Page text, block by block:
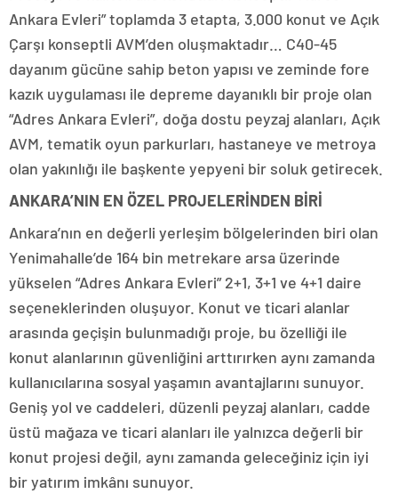
Ankara Evleri” toplamda 3 etapta, 3.000 konut ve Açık
Çarşı konseptli AVM’den oluşmaktadır… C40-45
dayanım gücüne sahip beton yapısı ve zeminde fore
kazık uygulaması ile depreme dayanıklı bir proje olan
“Adres Ankara Evleri”, doğa dostu peyzaj alanları, Açık
AVM, tematik oyun parkurları, hastaneye ve metroya
olan yakınlığı ile başkente yepyeni bir soluk getirecek.
ANKARA’NIN EN ÖZEL PROJELERİNDEN BİRİ
Ankara’nın en değerli yerleşim bölgelerinden biri olan
Yenimahalle’de 164 bin metrekare arsa üzerinde
yükselen “Adres Ankara Evleri” 2+1, 3+1 ve 4+1 daire
seçeneklerinden oluşuyor. Konut ve ticari alanlar
arasında geçişin bulunmadığı proje, bu özelliği ile
konut alanlarının güvenliğini arttırırken aynı zamanda
kullanıcılarına sosyal yaşamın avantajlarını sunuyor.
Geniş yol ve caddeleri, düzenli peyzaj alanları, cadde
üstü mağaza ve ticari alanları ile yalnızca değerli bir
konut projesi değil, aynı zamanda geleceğiniz için iyi
bir yatırım imkânı sunuyor.